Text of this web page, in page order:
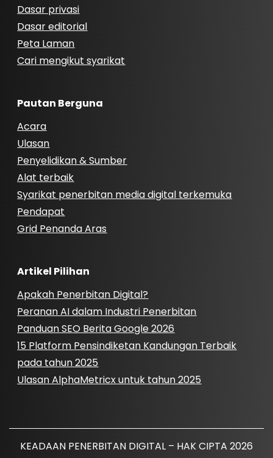
Dasar privasi
Dasar editorial
Peta Laman
Cari mengikut syarikat
Pautan Berguna
Acara
Ulasan
Penyelidikan & Sumber
Alat terbaik
Syarikat penerbitan media digital terkemuka
Pendapat
Grid Penanda Aras
Artikel Pilihan
Apakah Penerbitan Digital?
Peranan AI dalam Industri Penerbitan
Panduan SEO Berita Google 2026
15 Platform Pensindiketan Kandungan Terbaik
pada tahun 2025
Ulasan AlphaMetricx untuk tahun 2025
KEADAAN PENERBITAN DIGITAL – HAK CIPTA 2026